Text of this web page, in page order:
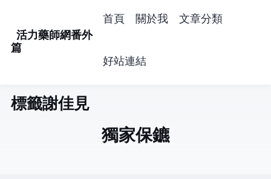
活力藥師網番外
篇
首頁 關於我 文章分類
好站連結
標籤: 謝佳見 (1)
獨家保鑣